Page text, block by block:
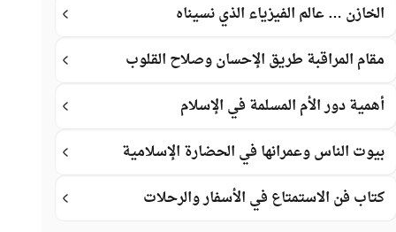
الخازن … عالم الفيزياء الذي نسيناه
مقام المراقبة طريق الإحسان وصلاح القلوب
أهمية دور الأم المسلمة في الإسلام
بيوت الناس وعمرانها في الحضارة الإسلامية
كتاب فن الاستمتاع في الأسفار والرحلات